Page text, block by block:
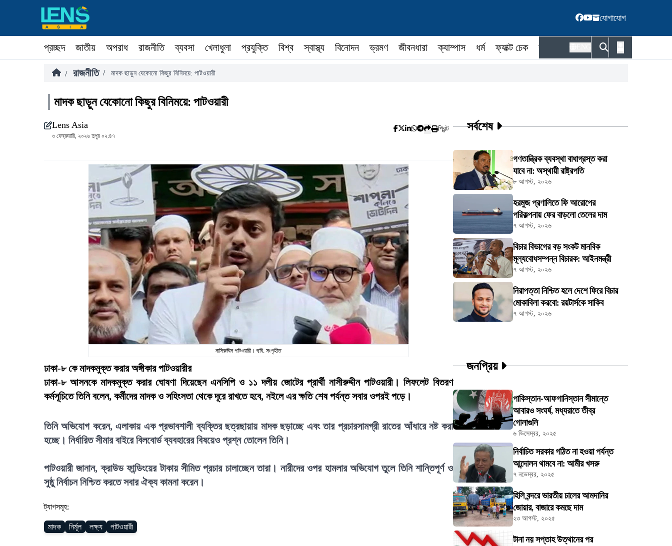
যোগাযোগ
প্রচ্ছদ জাতীয় অপরাধ রাজনীতি ব্যবসা খেলাধুলা প্রযুক্তি বিশ্ব স্বাস্থ্য বিনোদন ভ্রমণ জীবনধারা ক্যাম্পাস ধর্ম ফ্যাক্ট চেক কর্মকর্তা
/ রাজনীতি / মাদক ছাড়ুন যেকোনো কিছুর বিনিময়ে: পাটওয়ারী
মাদক ছাড়ুন যেকোনো কিছুর বিনিময়ে: পাটওয়ারী
Lens Asia
৩ ফেব্রুয়ারি, ২০২৬ দুপুর ০২:৪৭
প্রিন্ট
নাসিরুদ্দিন পাটওয়ারী। ছবি: সংগৃহীত
ঢাকা-৮ কে মাদকমুক্ত করার অঙ্গীকার পাটওয়ারীর
ঢাকা-৮ আসনকে মাদকমুক্ত করার ঘোষণা দিয়েছেন এনসিপি ও ১১ দলীয় জোটের প্রার্থী নাসীরুদ্দীন পাটওয়ারী। লিফলেট বিতরণ
কর্মসূচিতে তিনি বলেন, কর্মীদের মাদক ও সহিংসতা থেকে দূরে রাখতে হবে, নইলে এর ক্ষতি শেষ পর্যন্ত সবার ওপরই পড়ে।
তিনি অভিযোগ করেন, এলাকায় এক প্রভাবশালী ব্যক্তির ছত্রছায়ায় মাদক ছড়াচ্ছে এবং তার প্রচারসামগ্রী রাতের আঁধারে নষ্ট করা
হচ্ছে। নির্ধারিত সীমার বাইরে বিলবোর্ড ব্যবহারের বিষয়েও প্রশ্ন তোলেন তিনি।
পাটওয়ারী জানান, ক্রাউড ফান্ডিংয়ের টাকায় সীমিত প্রচার চালাচ্ছেন তারা। নারীদের ওপর হামলার অভিযোগ তুলে তিনি শান্তিপূর্ণ ও
সুষ্ঠু নির্বাচন নিশ্চিত করতে সবার ঐক্য কামনা করেন।
ট্যাগসমূহ:
মাদক নির্মূল লক্ষ্য পাটওয়ারী
সর্বশেষ
গণতান্ত্রিক ব্যবস্থা বাধাগ্রস্ত করা
যাবে না: অস্থায়ী রাষ্ট্রপতি
৮ আগস্ট, ২০২৬
হরমুজ প্রণালিতে ফি আরোপের
পরিকল্পনায় ফের বাড়লো তেলের দাম
৭ আগস্ট, ২০২৬
বিচার বিভাগের বড় সংকট মানবিক
মূল্যবোধসম্পন্ন বিচারক: আইনমন্ত্রী
৭ আগস্ট, ২০২৬
নিরাপত্তা নিশ্চিত হলে দেশে ফিরে বিচার
মোকাবিলা করবো: রয়টার্সকে সাকিব
৭ আগস্ট, ২০২৬
জনপ্রিয়
পাকিস্তান-আফগানিস্তান সীমান্তে
আবারও সংঘর্ষ, মধ্যরাতে তীব্র
গোলাগুলি
৬ ডিসেম্বর, ২০২৫
নির্বাচিত সরকার গঠিত না হওয়া পর্যন্ত
আন্দোলন থামবে না: আমীর খসরু
৭ নভেম্বর, ২০২৫
হিলি বন্দরে ভারতীয় চালের আমদানির
জোয়ার, বাজারে কমছে দাম
২৩ আগস্ট, ২০২৫
টানা নয় সপ্তাহ উত্থানের পর